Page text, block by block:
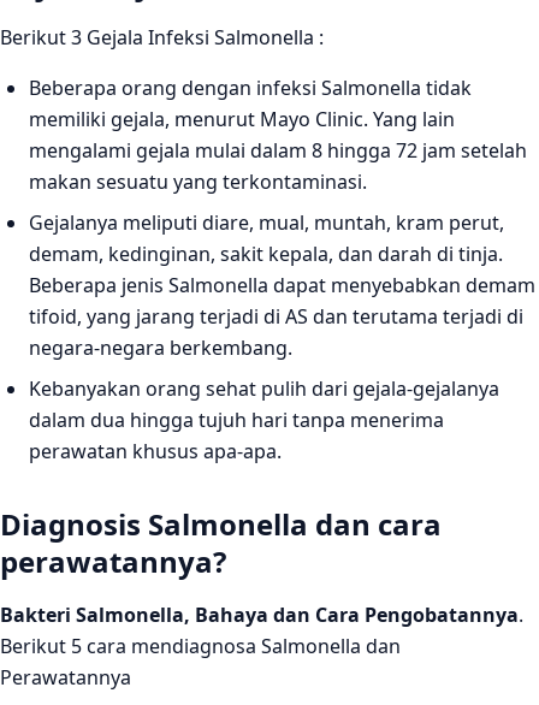
Berikut 3 Gejala Infeksi Salmonella :
Beberapa orang dengan infeksi Salmonella tidak
memiliki gejala, menurut Mayo Clinic. Yang lain
mengalami gejala mulai dalam 8 hingga 72 jam setelah
makan sesuatu yang terkontaminasi.
Gejalanya meliputi diare, mual, muntah, kram perut,
demam, kedinginan, sakit kepala, dan darah di tinja.
Beberapa jenis Salmonella dapat menyebabkan demam
tifoid, yang jarang terjadi di AS dan terutama terjadi di
negara-negara berkembang.
Kebanyakan orang sehat pulih dari gejala-gejalanya
dalam dua hingga tujuh hari tanpa menerima
perawatan khusus apa-apa.
Diagnosis Salmonella dan cara
perawatannya?
Bakteri Salmonella, Bahaya dan Cara Pengobatannya.
Berikut 5 cara mendiagnosa Salmonella dan
Perawatannya